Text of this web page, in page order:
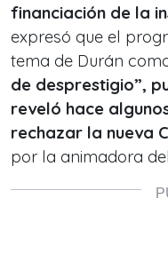
financiación de la
expresó que el
tema de Durán
de desprestigio”,
reveló hace
rechazar la nueva
por la animadora